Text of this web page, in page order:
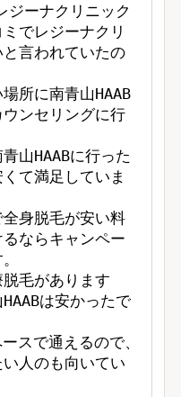
ジーナクリニック
でレジーナクリ
言われていたの
所に南青山HAAB
ンセリングに行
山HAABに行った
て満足していま
身脱毛が安い料
ならキャンペー
毛があります
は安かったで
スで通えるので、
人のも向いてい